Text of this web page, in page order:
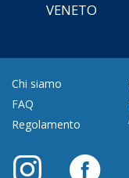
VENETO
Chi siamo
FAQ
Regolamento